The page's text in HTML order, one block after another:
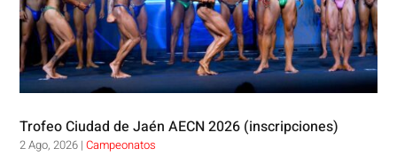
Trofeo Ciudad de Jaén AECN 2026 (inscripciones)
2 Ago, 2026 |Campeonatos